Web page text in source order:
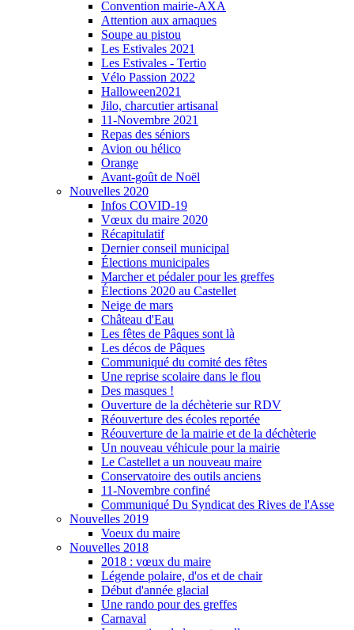
Convention mairie-AXA
Attention aux arnaques
Soupe au pistou
Les Estivales 2021
Les Estivales - Tertio
Vélo Passion 2022
Halloween2021
Jilo, charcutier artisanal
11-Novembre 2021
Repas des séniors
Avion ou hélico
Orange
Avant-goût de Noël
Nouvelles 2020
Infos COVID-19
Vœux du maire 2020
Récapitulatif
Dernier conseil municipal
Élections municipales
Marcher et pédaler pour les greffes
Élections 2020 au Castellet
Neige de mars
Château d'Eau
Les fêtes de Pâques sont là
Les décos de Pâques
Communiqué du comité des fêtes
Une reprise scolaire dans le flou
Des masques !
Ouverture de la déchèterie sur RDV
Réouverture des écoles reportée
Réouverture de la mairie et de la déchèterie
Un nouveau véhicule pour la mairie
Le Castellet a un nouveau maire
Conservatoire des outils anciens
11-Novembre confiné
Communiqué Du Syndicat des Rives de l'Asse
Nouvelles 2019
Voeux du maire
Nouvelles 2018
2018 : vœux du maire
Légende polaire, d'os et de chair
Début d'année glacial
Une rando pour des greffes
Carnaval